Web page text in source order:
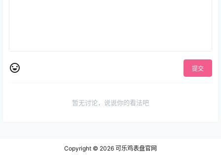
提交
暂无讨论，说说你的看法吧
Copyright © 2026 可乐鸡表盘官网